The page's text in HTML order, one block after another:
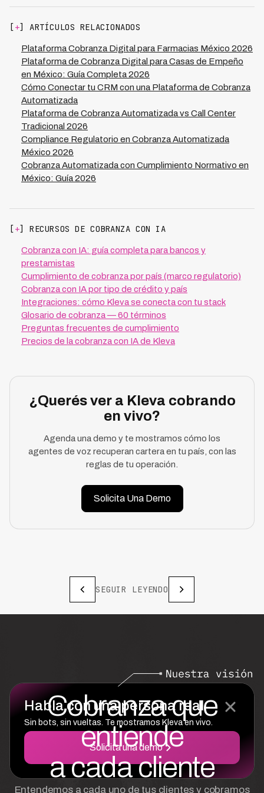
indicando que los clientes completan su objetivo
exitosamente sin necesidad de intervención humana
[ +] ARTÍCULOS RELACIONADOS
Plataforma Cobranza Digital para Farmacias México 2026
Plataforma de Cobranza Digital para Casas de Empeño
en México: Guía Completa 2026
Cómo Conectar tu CRM con una Plataforma de Cobranza
Automatizada
Plataforma de Cobranza Automatizada vs Call Center
Tradicional 2026
Compliance Regulatorio en Cobranza Automatizada
México 2026
Cobranza Automatizada con Cumplimiento Normativo en
México: Guía 2026
[ +] RECURSOS DE COBRANZA CON IA
Cobranza con IA: guía completa para bancos y
prestamistas
Cumplimiento de cobranza por país (marco regulatorio)
Cobranza con IA por tipo de crédito y país
Integraciones: cómo Kleva se conecta con tu stack
Glosario de cobranza — 60 términos
Preguntas frecuentes de cumplimiento
Precios de la cobranza con IA de Kleva
¿Querés ver a Kleva cobrando
en vivo?
Agenda una demo y te mostramos cómo los
agentes de voz recuperan cartera en tu país, con las
reglas de tu operación.
Solicita Una Demo
SEGUIR LEYENDO
Habla con una persona real
Sin bots, sin vueltas. Te mostramos Kleva en vivo.
Solicita una demo
Cobranza que
entiende
a cada cliente
Entendemos a cada uno de tus clientes y cobramos